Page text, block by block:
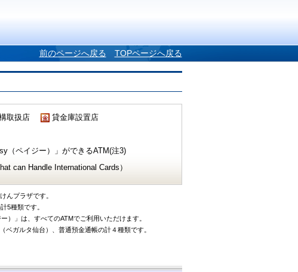
前のページへ戻る TOPページへ戻る
取扱店
貸金庫設置店
（ペイジー）」ができるATM(注3)
can Handle International Cards）
んプラザです。
5種類です。
）」は、すべてのATMでご利用いただけます。
ベガルタ仙台）、普通預金通帳の計４種類です。